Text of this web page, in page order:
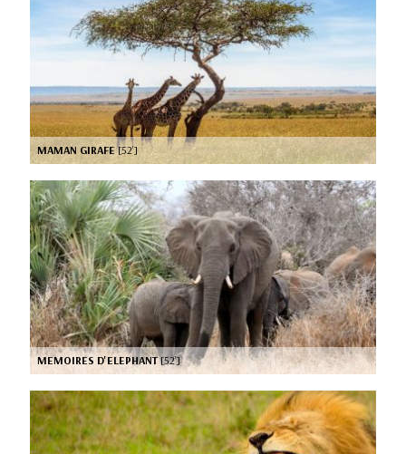
MAMAN GIRAFE[52’]
MEMOIRES D'ELEPHANT[52’]